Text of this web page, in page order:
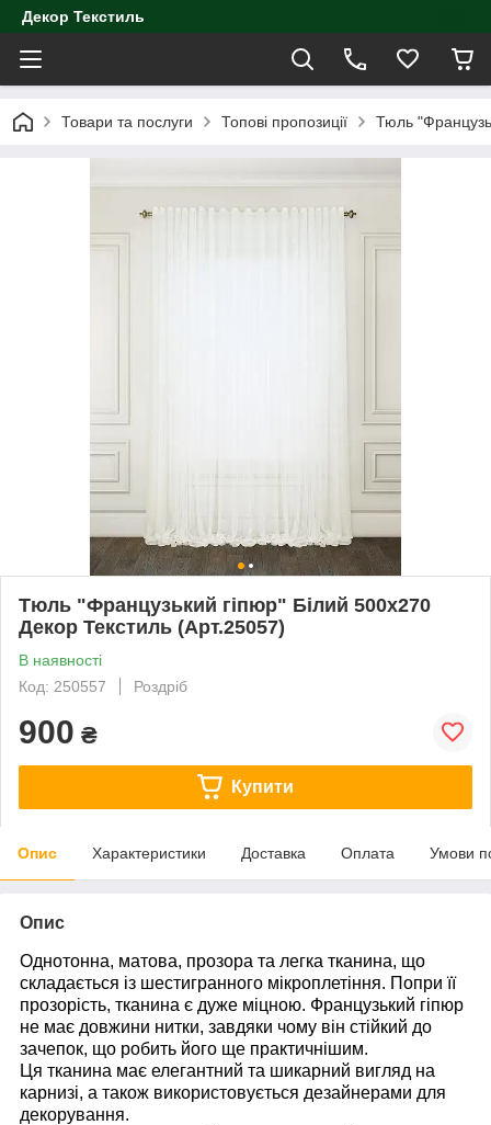
Декор Текстиль
Товари та послуги Топові пропозиції Тюль
Тюль "Французький гіпюр" Білий 500х270
Декор Текстиль (Арт.25057)
В наявності
Код: 250557
Роздріб
900 ₴
Купити
Опис Характеристики Доставка Оплата Умови
Опис
Однотонна, матова, прозора та легка тканина, що
складається із шестигранного мікроплетіння. Попри її
прозорість, тканина є дуже міцною. Французький гіпюр
не має довжини нитки, завдяки чому він стійкий до
зачепок, що робить його ще практичнішим.
Ця тканина має елегантний та шикарний вигляд на
карнизі, а також використовується дезайнерами для
декорування.